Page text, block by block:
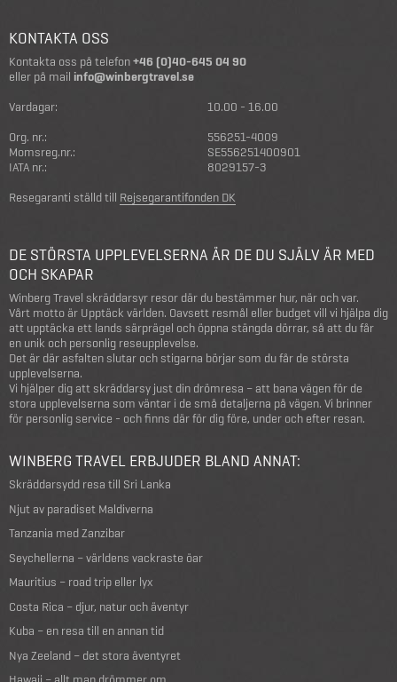
KONTAKTA OSS
Kontakta oss på telefon+46 (0)40-645 04 90
eller på mail info@winbergtravel.se
Vardagar:
10.00 - 16.00
Org. nr.:
556251-4009
Momsreg.nr.:
SE556251400901
IATA nr.:
8029157-3
Resegaranti ställd till Rejsegarantifonden DK
DE STÖRSTA UPPLEVELSERNA ÄR DE DU SJÄLV ÄR MED
OCH SKAPAR
Winberg Travel skräddarsyr resor där du bestämmer hur, när och var.
Vårt motto är Upptäck världen. Oavsett resmål eller budget vill vi hjälpa dig
att upptäcka ett lands särprägel och öppna stängda dörrar, så att du får
en unik och personlig reseupplevelse.
Det är där asfalten slutar och stigarna börjar som du får de största
upplevelserna.
Vi hjälper dig att skräddarsy just din drömresa – att bana vägen för de
stora upplevelserna som väntar i de små detaljerna på vägen. Vi brinner
för personlig service - och finns där för dig före, under och efter resan.
WINBERG TRAVEL ERBJUDER BLAND ANNAT:
Skräddarsydd resa till Sri Lanka
Njut av paradiset Maldiverna
Tanzania med Zanzibar
Seychellerna – världens vackraste öar
Mauritius – road trip eller lyx
Costa Rica – djur, natur och äventyr
Kuba – en resa till en annan tid
Nya Zeeland – det stora äventyret